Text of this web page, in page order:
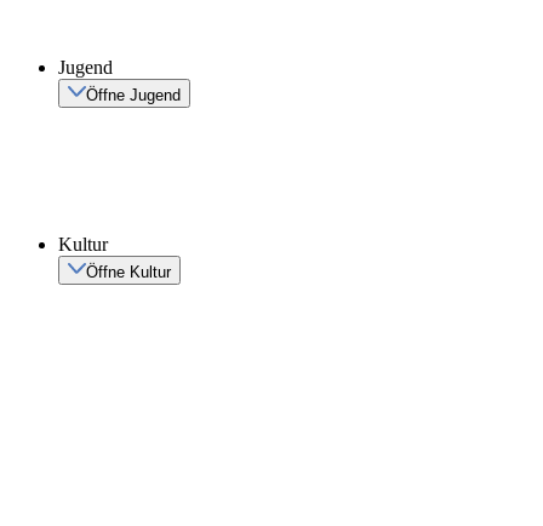
Jugend
Öffne Jugend
Kultur
Öffne Kultur